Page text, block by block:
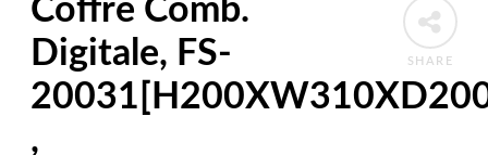
SHARE
Coffre Comb.
Digitale, FS-
,